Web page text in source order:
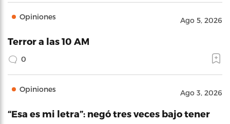
Opiniones Ago 5, 2026
Terror a las 10 AM
0
Opiniones Ago 3, 2026
“Esa es mi letra”: negó tres veces bajo tener